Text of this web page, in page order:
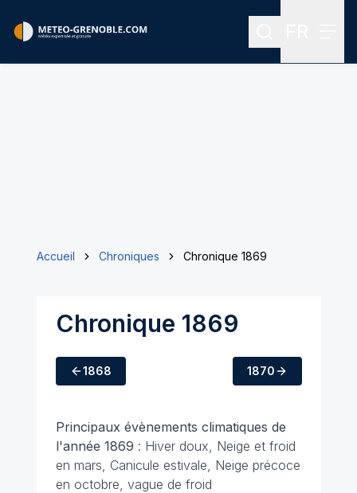
Rechercher
Accueil Chroniques Chronique 1869
Chronique 1869
1868 1870
Principaux évènements climatiques de
l'année 1869 : Hiver doux, Neige et froid
en mars, Canicule estivale, Neige précoce
en octobre, vague de froid